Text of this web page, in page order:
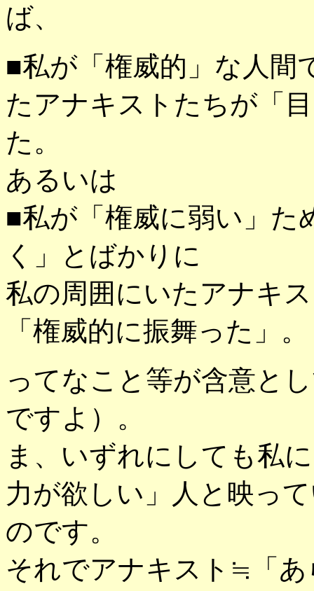
ば、
■私が「権威的」な人間
たアナキストたちが「
た。
あるいは
■私が「権威に弱い」た
く」とばかりに
私の周囲にいたアナキ
「権威的に振舞った」。
ってなこと等が含意と
ですよ）。
ま、いずれにしても私
力が欲しい」人と映っ
のです。
それでアナキスト≒「